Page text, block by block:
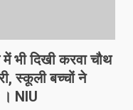
भी दिखी करवा चौथ
स्कूली बच्चों ने
। NIU